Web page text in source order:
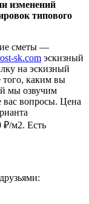
изменений
типового
сметы —
sk.com эскизный
на эскизный
того, каким вы
мы озвучим
вас вопросы. Цена
₽/м2. Есть